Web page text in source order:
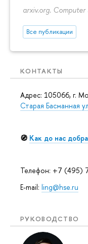
arxiv.org.
Все публикации
КОНТАКТЫ
Адрес: 105066, г.
Старая Басманная
🧭 Как до нас
Телефон: +7 (495)
E-mail: ling@hse.ru
РУКОВОДСТВО